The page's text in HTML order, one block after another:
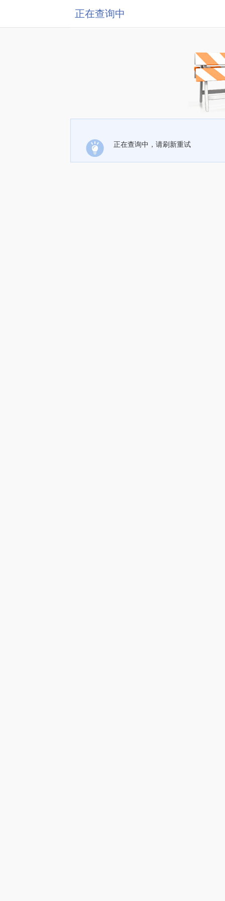
正在查询中
正在查询中，请刷新重试